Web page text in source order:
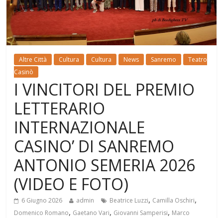
Altre Città Cultura Cultura News Sanremo
Teatro
Casinò
I VINCITORI DEL PREMIO
LETTERARIO
INTERNAZIONALE
CASINO’ DI SANREMO
ANTONIO SEMERIA 2026
(VIDEO E FOTO)
6 Giugno 2026 admin Beatrice Luzzi, Camilla Oschiri,
Domenico Romano, Gaetano Vari, Giovanni Samperisi, Marco